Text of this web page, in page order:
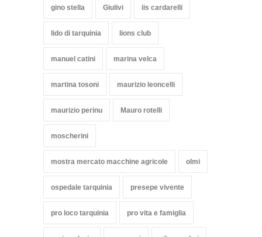
gino stella Giulivi iis cardarelli
lido di tarquinia lions club
manuel catini marina velca
martina tosoni maurizio leoncelli
maurizio perinu Mauro rotelli
moscherini
mostra mercato macchine agricole olmi
ospedale tarquinia presepe vivente
pro loco tarquinia pro vita e famiglia